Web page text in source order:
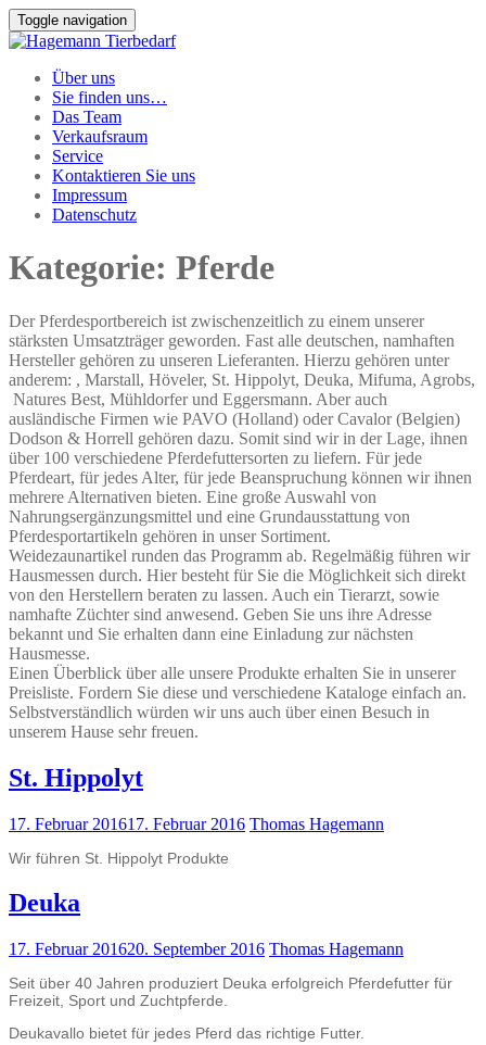
Toggle navigation
Über uns
Sie finden uns…
Das Team
Verkaufsraum
Service
Kontaktieren Sie uns
Impressum
Datenschutz
Kategorie: Pferde
Der Pferdesportbereich ist zwischenzeitlich zu einem unserer
stärksten Umsatzträger geworden. Fast alle deutschen, namhaften
Hersteller gehören zu unseren Lieferanten. Hierzu gehören unter
anderem: , Marstall, Höveler, St. Hippolyt, Deuka, Mifuma, Agrobs,
Natures Best, Mühldorfer und Eggersmann. Aber auch
ausländische Firmen wie PAVO (Holland) oder Cavalor (Belgien)
Dodson & Horrell gehören dazu. Somit sind wir in der Lage, ihnen
über 100 verschiedene Pferdefuttersorten zu liefern. Für jede
Pferdeart, für jedes Alter, für jede Beanspruchung können wir ihnen
mehrere Alternativen bieten. Eine große Auswahl von
Nahrungsergänzungsmittel und eine Grundausstattung von
Pferdesportartikeln gehören in unser Sortiment.
Weidezaunartikel runden das Programm ab. Regelmäßig führen wir
Hausmessen durch. Hier besteht für Sie die Möglichkeit sich direkt
von den Herstellern beraten zu lassen. Auch ein Tierarzt, sowie
namhafte Züchter sind anwesend. Geben Sie uns ihre Adresse
bekannt und Sie erhalten dann eine Einladung zur nächsten
Hausmesse.
Einen Überblick über alle unsere Produkte erhalten Sie in unserer
Preisliste. Fordern Sie diese und verschiedene Kataloge einfach an.
Selbstverständlich würden wir uns auch über einen Besuch in
unserem Hause sehr freuen.
St. Hippolyt
17. Februar 201617. Februar 2016 Thomas Hagemann
Wir führen St. Hippolyt Produkte
Deuka
17. Februar 201620. September 2016 Thomas Hagemann
Seit über 40 Jahren produziert Deuka erfolgreich Pferdefutter für
Freizeit, Sport und Zuchtpferde.
Deukavallo bietet für jedes Pferd das richtige Futter.